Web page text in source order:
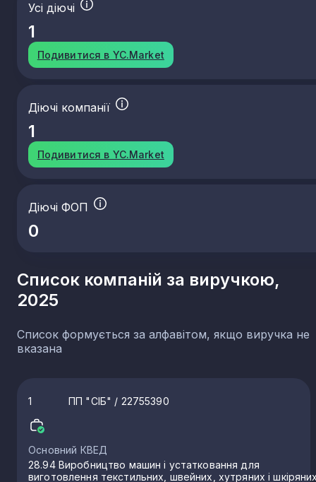
Усі діючі
1
Подивитися в YC.Market
Діючі компанії
1
Подивитися в YC.Market
Діючі ФОП
0
Список компаній за виручкою,
2025
Список формується за алфавітом, якщо виручка не
вказана
1 ПП "СІБ" / 22755390
Основний КВЕД
28.94 Виробництво машин і устатковання для
виготовлення текстильних, швейних, хутряних і